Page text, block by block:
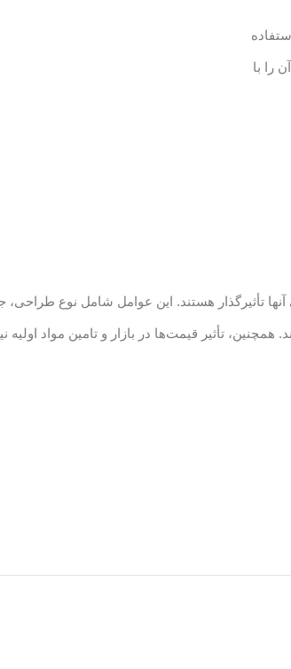
را با
تأثیرگذار هستند. این عوامل شامل نوع
تأثیر قیمت‌ها در بازار و تامین مواد اولیه